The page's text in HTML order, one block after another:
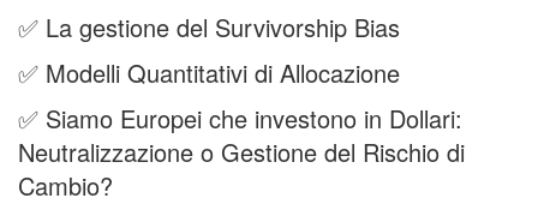
✅ La gestione del Survivorship Bias
✅ Modelli Quantitativi di Allocazione
✅ Siamo Europei che investono in Dollari:
Neutralizzazione o Gestione del Rischio di
Cambio?